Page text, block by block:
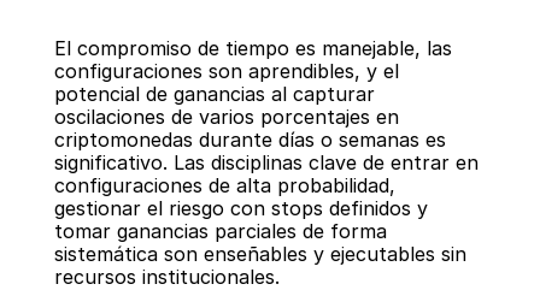
El compromiso de tiempo es manejable, las
configuraciones son aprendibles, y el
potencial de ganancias al capturar
oscilaciones de varios porcentajes en
criptomonedas durante días o semanas es
significativo. Las disciplinas clave de entrar en
configuraciones de alta probabilidad,
gestionar el riesgo con stops definidos y
tomar ganancias parciales de forma
sistemática son enseñables y ejecutables sin
recursos institucionales.